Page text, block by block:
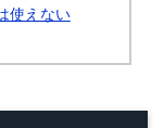
使えない